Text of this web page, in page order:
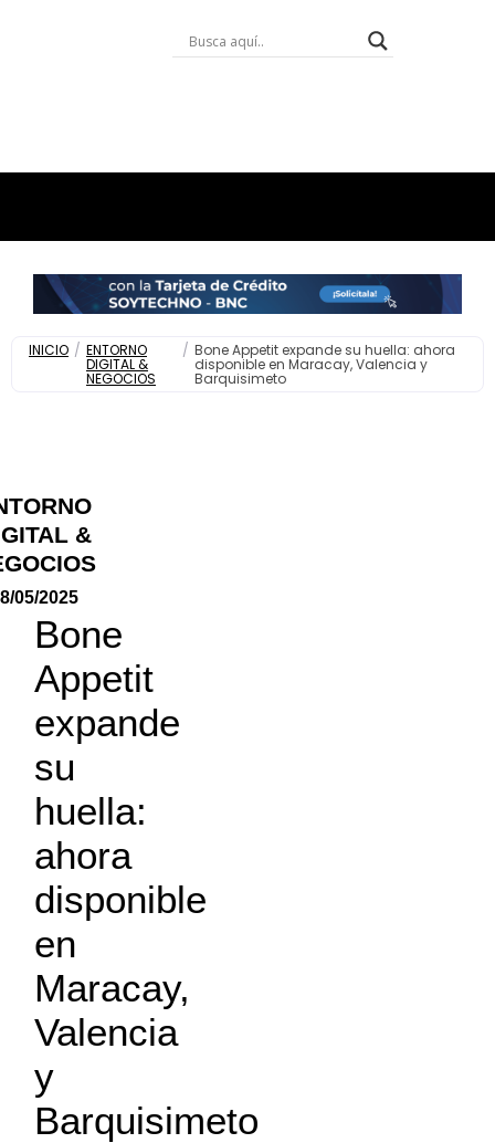
INICIO / ENTORNO
DIGITAL &
NEGOCIOS
/ Bone Appetit expande su huella: ahora
disponible en Maracay, Valencia y
Barquisimeto
&
05/2025
Bone
Appetit
expande
su
huella:
ahora
disponible
en
Maracay,
Valencia
y
Barquisimeto